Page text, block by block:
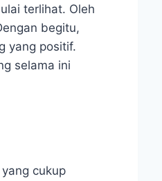
terlihat. Oleh
begitu,
yang positif.
selama ini
cukup